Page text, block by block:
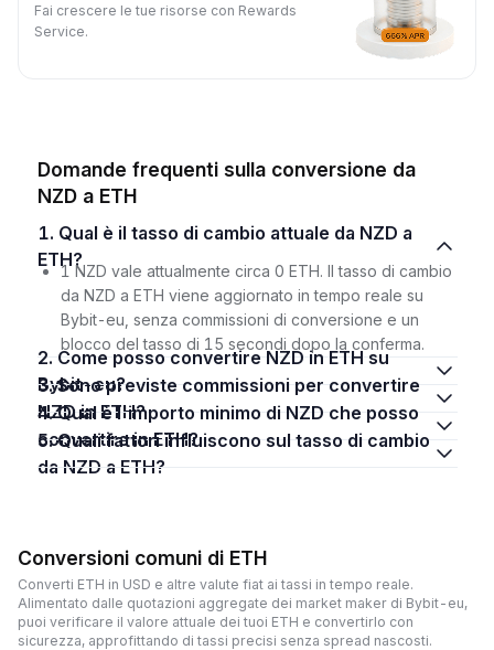
Fai crescere le tue risorse con Rewards
Service.
Domande frequenti sulla conversione da
NZD a ETH
1. Qual è il tasso di cambio attuale da NZD a
ETH?
1 NZD vale attualmente circa 0 ETH. Il tasso di cambio
da NZD a ETH viene aggiornato in tempo reale su
Bybit-eu, senza commissioni di conversione e un
blocco del tasso di 15 secondi dopo la conferma.
2. Come posso convertire NZD in ETH su
Bybit-eu?
3. Sono previste commissioni per convertire
NZD in ETH?
4. Qual è l'importo minimo di NZD che posso
convertire in ETH?
5. Quali fattori influiscono sul tasso di cambio
da NZD a ETH?
Conversioni comuni di ETH
Converti ETH in USD e altre valute fiat ai tassi in tempo reale.
Alimentato dalle quotazioni aggregate dei market maker di Bybit-eu,
puoi verificare il valore attuale dei tuoi ETH e convertirlo con
sicurezza, approfittando di tassi precisi senza spread nascosti.